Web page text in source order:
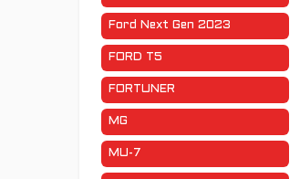
Ford Next Gen 2023
FORD T5
FORTUNER
MG
MU-7